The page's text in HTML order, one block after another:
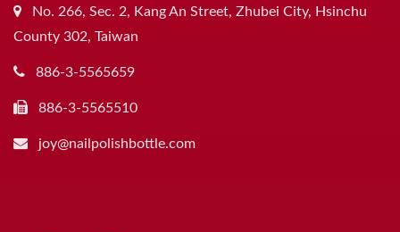
No. 266, Sec. 2, Kang An Street, Zhubei City, Hsinchu
County 302, Taiwan
886-3-5565659
886-3-5565510
joy@nailpolishbottle.com